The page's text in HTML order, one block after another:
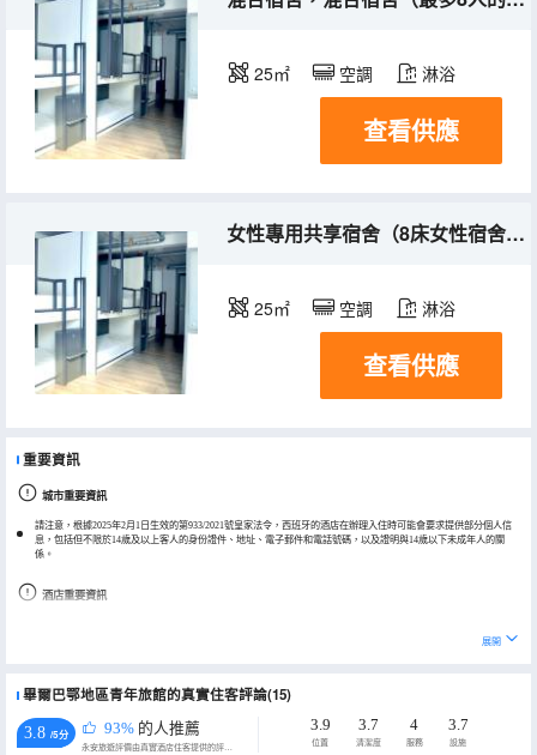
25㎡ 空調 淋浴
查看供應
女性專用共享宿舍（8床女性宿舍房中的床位）
25㎡ 空調 淋浴
查看供應
重要資訊
城市重要資訊
請注意，根據2025年2月1日生效的第933/2021號皇家法令，西班牙的酒店在辦理入住時可能會要求提供部分個人信
息，包括但不限於14歲及以上客人的身份證件、地址、電子郵件和電話號碼，以及證明與14歲以下未成年人的關
係。
酒店重要資訊
展開
畢爾巴鄂地區青年旅館的真實住客評論(15)
3.8 /5分 93% 的人推薦
永安旅遊評價由真實酒店住客提供的評價。
3.9
位置
3.7
清潔度
4
服務
3.7
設施